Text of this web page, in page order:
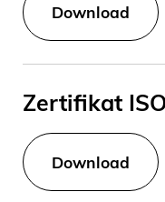
Download
Zertifikat
Download